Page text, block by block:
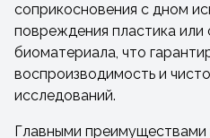
соприкосновения с дном
повреждения пластика или
биоматериала, что
воспроизводимость и
исследований.
Главными